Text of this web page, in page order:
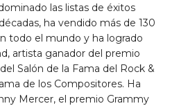
las listas de éxitos
ha vendido más de 130
todo el mundo y ha logrado
artista ganador del premio
Salón de la Fama del Rock &
de los Compositores. Ha
Mercer, el premio Grammy